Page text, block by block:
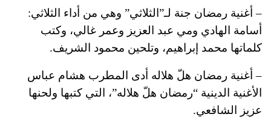
– أغنية رمضان جنة لـ”الثلاثي” وهي من أداء الثلاثي:
أسامة الهادي ومي عبد العزيز وعمر غالي، وكتب
كلماتها محمد إبراهيم، وتلحين محمود الشريف.
– أغنية رمضان هلّ هلاله أدى المطرب هشام عباس
الأغنية الدينية “رمضان هلّ هلاله”، التي كتبها ولحنها
عزيز الشافعي.